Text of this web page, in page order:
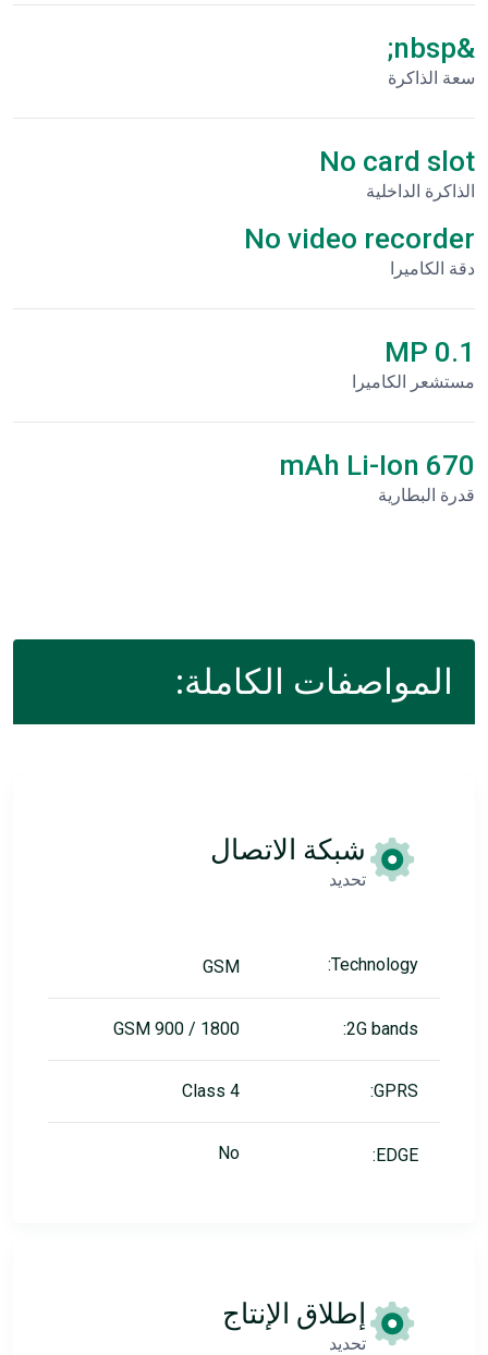
&nbsp;
سعة الذاكرة
No card slot
الذاكرة الداخلية
No video recorder
دقة الكاميرا
0.1 MP
مستشعر الكاميرا
670 mAh Li-Ion
قدرة البطارية
المواصفات الكاملة:
شبكة الاتصال
تحديد
Technology:
GSM
2G bands:
GSM 900 / 1800
GPRS:
Class 4
EDGE:
No
إطلاق الإنتاج
تحديد